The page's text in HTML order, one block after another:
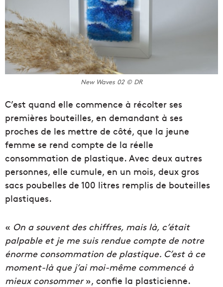
New Waves 02 © DR
C’est quand elle commence à récolter ses
premières bouteilles, en demandant à ses
proches de les mettre de côté, que la jeune
femme se rend compte de la réelle
consommation de plastique. Avec deux autres
personnes, elle cumule, en un mois, deux gros
sacs poubelles de 100 litres remplis de bouteilles
plastiques.
« On a souvent des chiffres, mais là, c’était
palpable et je me suis rendue compte de notre
énorme consommation de plastique. C’est à ce
moment-là que j’ai moi-même commencé à
mieux consommer», confie la plasticienne.